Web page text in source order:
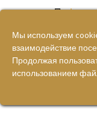
Мы используем
взаимодействие
Продолжая
использованием